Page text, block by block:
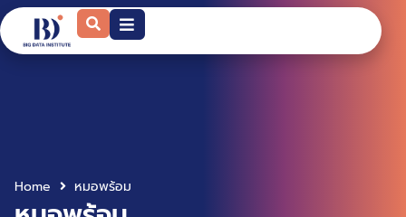
Home หมอพร้อม